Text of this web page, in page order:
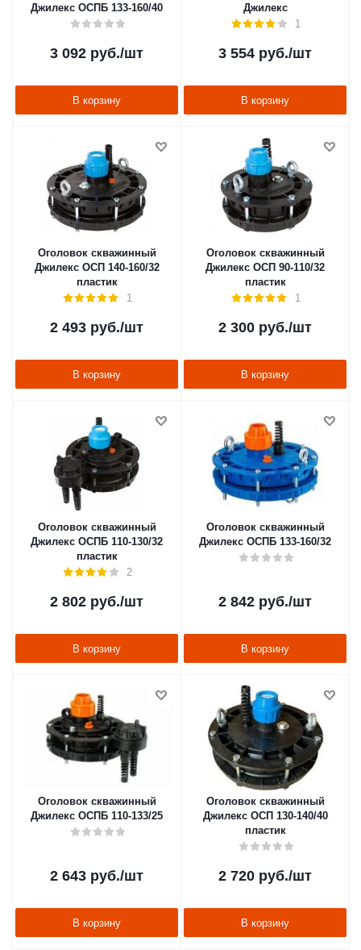
Джилекс ОСПБ 133-160/40
3 092 руб./шт
В корзину
Джилекс
1
3 554 руб./шт
В корзину
Оголовок скважинный
Джилекс ОСП 140-160/32
пластик
1
2 493 руб./шт
В корзину
Оголовок скважинный
Джилекс ОСП 90-110/32
пластик
1
2 300 руб./шт
В корзину
Оголовок скважинный
Джилекс ОСПБ 110-130/32
пластик
2
2 802 руб./шт
В корзину
Оголовок скважинный
Джилекс ОСПБ 133-160/32
2 842 руб./шт
В корзину
Оголовок скважинный
Джилекс ОСПБ 110-133/25
2 643 руб./шт
В корзину
Оголовок скважинный
Джилекс ОСП 130-140/40
пластик
2 720 руб./шт
В корзину